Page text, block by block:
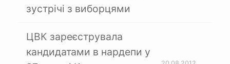
зустрічі з виборцями
ЦВК зареєструвала
кандидатами в нардепи у